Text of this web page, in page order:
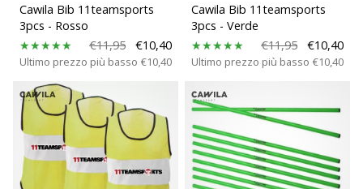
Cawila Bib 11teamsports
3pcs - Rosso
€11,95
€10,40
Ultimo prezzo più basso €10,40
Cawila Bib 11teamsports
3pcs - Verde
€11,95
€10,40
Ultimo prezzo più basso €10,40